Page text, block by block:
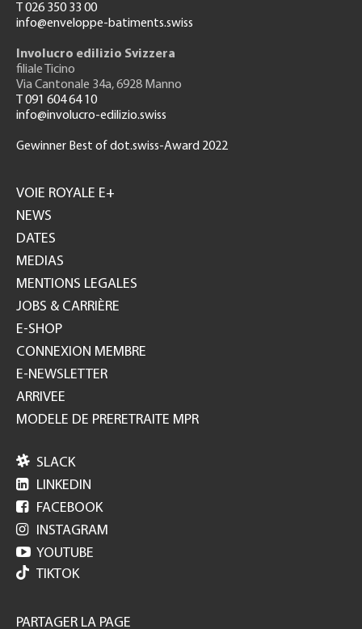
T 026 350 33 00
info@enveloppe-batiments.swiss
Involucro edilizio Svizzera
filiale Ticino
Via Cantonale 34a, 6928 Manno
T 091 604 64 10
info@involucro-edilizio.swiss
Gewinner Best of dot.swiss-Award 2022
GH
VOIE ROYALE E+
NEWS
DATES
MEDIAS
MENTIONS LEGALES
JOBS & CARRIÈRE
E-SHOP
CONNEXION MEMBRE
E-NEWSLETTER
ARRIVEE
MODELE DE PRERETRAITE MPR
 SLACK
 LINKEDIN
 FACEBOOK
 INSTAGRAM
 YOUTUBE
TIKTOK
PARTAGER LA PAGE